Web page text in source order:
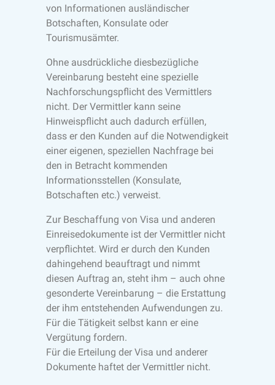
von Informationen ausländischer
Botschaften, Konsulate oder
Tourismusämter.
Ohne ausdrückliche diesbezügliche
Vereinbarung besteht eine spezielle
Nachforschungspflicht des Vermittlers
nicht. Der Vermittler kann seine
Hinweispflicht auch dadurch erfüllen,
dass er den Kunden auf die Notwendigkeit
einer eigenen, speziellen Nachfrage bei
den in Betracht kommenden
Informationsstellen (Konsulate,
Botschaften etc.) verweist.
Zur Beschaffung von Visa und anderen
Einreisedokumente ist der Vermittler nicht
verpflichtet. Wird er durch den Kunden
dahingehend beauftragt und nimmt
diesen Auftrag an, steht ihm – auch ohne
gesonderte Vereinbarung – die Erstattung
der ihm entstehenden Aufwendungen zu.
Für die Tätigkeit selbst kann er eine
Vergütung fordern.
Für die Erteilung der Visa und anderer
Dokumente haftet der Vermittler nicht.